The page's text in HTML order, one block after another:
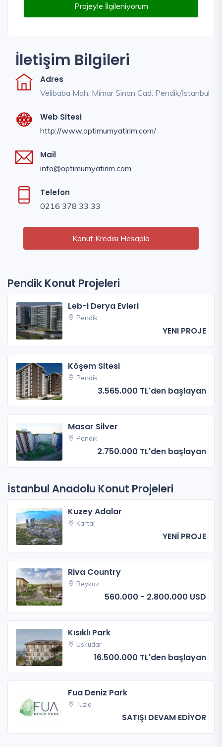
Projeyle İlgileniyorum
İletişim Bilgileri
Adres
Velibaba Mah. Mimar Sinan Cad. Pendik/İstanbul
Web Sitesi
http://www.optimumyatirim.com/
Mail
info@optimumyatirim.com
Telefon
0216 378 33 33
Konut Kredisi Hesapla
Pendik Konut Projeleri
Leb-i Derya Evleri
Pendik
YENI PROJE
Köşem Sitesi
Pendik
3.565.000 TL'den başlayan
Masar Silver
Pendik
2.750.000 TL'den başlayan
İstanbul Anadolu Konut Projeleri
Kuzey Adalar
Kartal
YENİ PROJE
Riva Country
Beykoz
560.000 - 2.800.000 USD
Kısıklı Park
Üsküdar
16.500.000 TL'den başlayan
Fua Deniz Park
Tuzla
SATIŞI DEVAM EDİYOR